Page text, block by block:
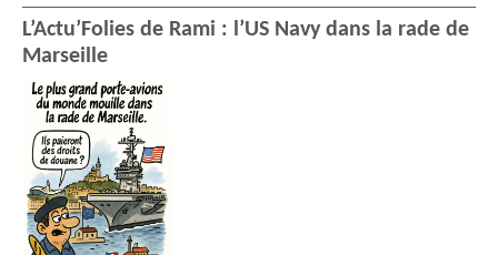
L’Actu’Folies de Rami : l’US Navy dans la rade de
Marseille